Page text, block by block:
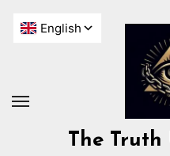
The Truth